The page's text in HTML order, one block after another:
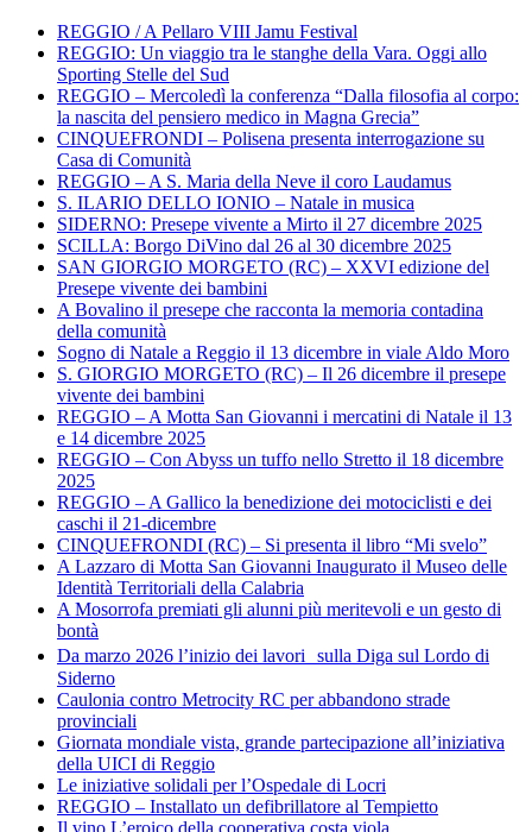
REGGIO / A Pellaro VIII Jamu Festival
REGGIO: Un viaggio tra le stanghe della Vara. Oggi allo
Sporting Stelle del Sud
REGGIO – Mercoledì la conferenza “Dalla filosofia al corpo:
la nascita del pensiero medico in Magna Grecia”
CINQUEFRONDI – Polisena presenta interrogazione su
Casa di Comunità
REGGIO – A S. Maria della Neve il coro Laudamus
S. ILARIO DELLO IONIO – Natale in musica
SIDERNO: Presepe vivente a Mirto il 27 dicembre 2025
SCILLA: Borgo DiVino dal 26 al 30 dicembre 2025
SAN GIORGIO MORGETO (RC) – XXVI edizione del
Presepe vivente dei bambini
A Bovalino il presepe che racconta la memoria contadina
della comunità
Sogno di Natale a Reggio il 13 dicembre in viale Aldo Moro
S. GIORGIO MORGETO (RC) – Il 26 dicembre il presepe
vivente dei bambini
REGGIO – A Motta San Giovanni i mercatini di Natale il 13
e 14 dicembre 2025
REGGIO – Con Abyss un tuffo nello Stretto il 18 dicembre
2025
REGGIO – A Gallico la benedizione dei motociclisti e dei
caschi il 21-dicembre
CINQUEFRONDI (RC) – Si presenta il libro “Mi svelo”
A Lazzaro di Motta San Giovanni Inaugurato il Museo delle
Identità Territoriali della Calabria
A Mosorrofa premiati gli alunni più meritevoli e un gesto di
bontà
Da marzo 2026 l’inizio dei lavori sulla Diga sul Lordo di
Siderno
Caulonia contro Metrocity RC per abbandono strade
provinciali
Giornata mondiale vista, grande partecipazione all’iniziativa
della UICI di Reggio
Le iniziative solidali per l’Ospedale di Locri
REGGIO – Installato un defibrillatore al Tempietto